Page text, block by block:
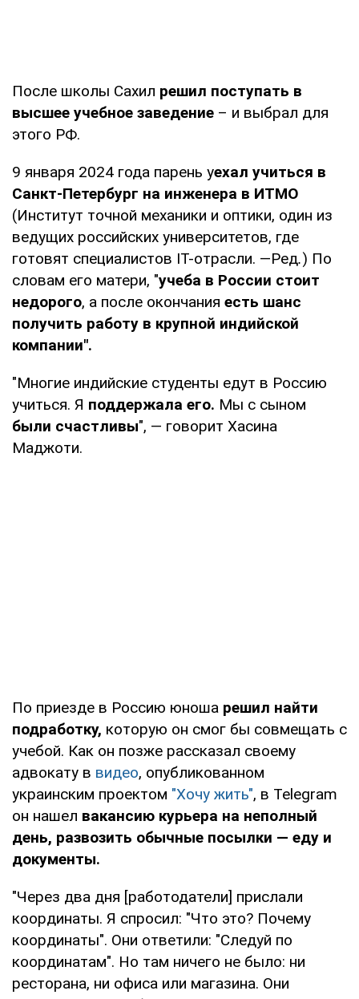
После школы Сахил решил поступать в
высшее учебное заведение – и выбрал для
этого РФ.
9 января 2024 года парень уехал учиться в
Санкт-Петербург на инженера в ИТМО
(Институт точной механики и оптики, один из
ведущих российских университетов, где
готовят специалистов IT-отрасли. —Ред.) По
словам его матери, "учеба в России стоит
недорого, а после окончания есть шанс
получить работу в крупной индийской
компании".
"Многие индийские студенты едут в Россию
учиться. Я поддержала его. Мы с сыном
были счастливы", — говорит Хасина
Маджоти.
По приезде в Россию юноша решил найти
подработку, которую он смог бы совмещать с
учебой. Как он позже рассказал своему
адвокату в видео, опубликованном
украинским проектом "Хочу жить", в Telegram
он нашел вакансию курьера на неполный
день, развозить обычные посылки — еду и
документы.
"Через два дня [работодатели] прислали
координаты. Я спросил: "Что это? Почему
координаты". Они ответили: "Следуй по
координатам". Но там ничего не было: ни
ресторана, ни офиса или магазина. Они